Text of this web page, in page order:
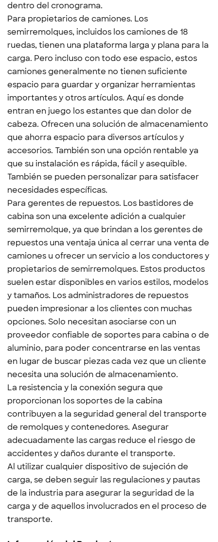
dentro del cronograma.
Para propietarios de camiones. Los
semirremolques, incluidos los camiones de 18
ruedas, tienen una plataforma larga y plana para la
carga. Pero incluso con todo ese espacio, estos
camiones generalmente no tienen suficiente
espacio para guardar y organizar herramientas
importantes y otros artículos. Aquí es donde
entran en juego los estantes que dan dolor de
cabeza. Ofrecen una solución de almacenamiento
que ahorra espacio para diversos artículos y
accesorios. También son una opción rentable ya
que su instalación es rápida, fácil y asequible.
También se pueden personalizar para satisfacer
necesidades específicas.
Para gerentes de repuestos. Los bastidores de
cabina son una excelente adición a cualquier
semirremolque, ya que brindan a los gerentes de
repuestos una ventaja única al cerrar una venta de
camiones u ofrecer un servicio a los conductores y
propietarios de semirremolques. Estos productos
suelen estar disponibles en varios estilos, modelos
y tamaños. Los administradores de repuestos
pueden impresionar a los clientes con muchas
opciones. Solo necesitan asociarse con un
proveedor confiable de soportes para cabina o de
aluminio, para poder concentrarse en las ventas
en lugar de buscar piezas cada vez que un cliente
necesita una solución de almacenamiento.
La resistencia y la conexión segura que
proporcionan los soportes de la cabina
contribuyen a la seguridad general del transporte
de remolques y contenedores. Asegurar
adecuadamente las cargas reduce el riesgo de
accidentes y daños durante el transporte.
Al utilizar cualquier dispositivo de sujeción de
carga, se deben seguir las regulaciones y pautas
de la industria para asegurar la seguridad de la
carga y de aquellos involucrados en el proceso de
transporte.